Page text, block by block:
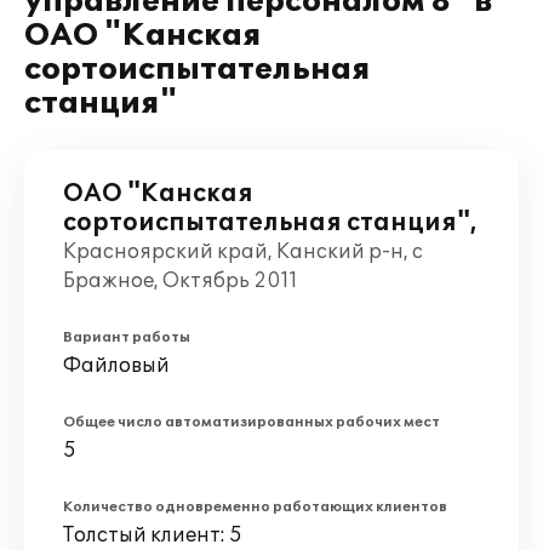
ОАО "Канская
сортоиспытательная
станция"
ОАО "Канская
сортоиспытательная станция",
Красноярский край, Канский р-н, с
Бражное, Октябрь 2011
Вариант работы
Файловый
Общее число автоматизированных рабочих мест
5
Количество одновременно работающих клиентов
Толстый клиент: 5